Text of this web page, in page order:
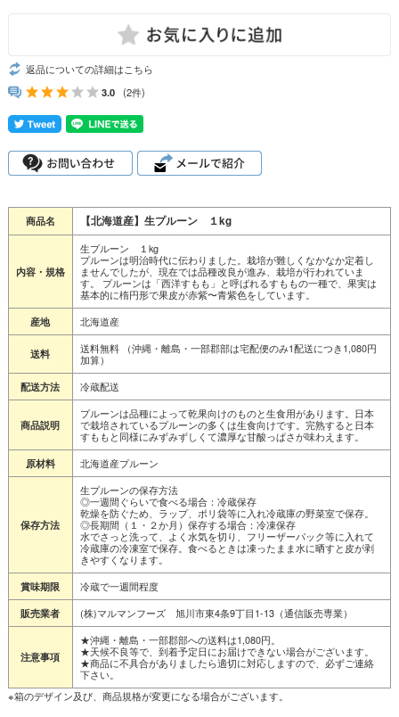
返品についての詳細はこちら
3.0 (2件)
商品名 【北海道産】生プルーン １kg
内容・規格
生プルーン １kg
プルーンは明治時代に伝わりました。栽培が難しくなかなか定着し
ませんでしたが、現在では品種改良が進み、栽培が行われていま
す。 プルーンは「西洋すもも」と呼ばれるすももの一種で、果実は
基本的に楕円形で果皮が赤紫〜青紫色をしています。
産地 北海道産
送料
送料無料 （沖縄・離島・一部郡部は宅配便のみ1配送につき1,080円
加算）
配送方法 冷蔵配送
商品説明
プルーンは品種によって乾果向けのものと生食用があります。日本
で栽培されているプルーンの多くは生食向けです。完熟すると日本
すももと同様にみずみずしくて濃厚な甘酸っぱさが味わえます。
原材料 北海道産プルーン
保存方法
生プルーンの保存方法
◎一週間ぐらいで食べる場合：冷蔵保存
乾燥を防ぐため、ラップ、ポリ袋等に入れ冷蔵庫の野菜室で保存。
◎長期間（１・２か月）保存する場合：冷凍保存
水でさっと洗って、よく水気を切り、フリーザーパック等に入れて
冷蔵庫の冷凍室で保存。食べるときは凍ったまま水に晒すと皮が剥
きやすくなります。
賞味期限 冷蔵で一週間程度
販売業者 (株)マルマンフーズ 旭川市東4条9丁目1-13（通信販売専業）
注意事項
★沖縄・離島・一部郡部への送料は1,080円。
★天候不良等で、到着予定日にお届けできない場合がございます。
★商品に不具合がありましたら適切に対応しますので、必ずご連絡
下さい。
※箱のデザイン及び、商品規格が変更になる場合がございます。